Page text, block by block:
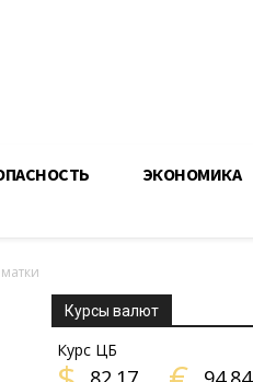
ЭКОНОМИКА
Курсы валют
Курс ЦБ